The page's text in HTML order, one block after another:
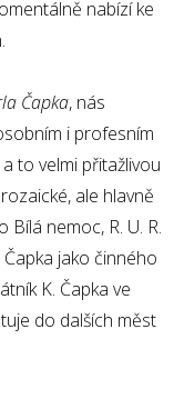
nabízí ke
Čapka, nás
i profesním
to velmi přitažlivou
ale hlavně
nemoc, R. U. R.
jako činného
K. Čapka ve
do dalších měst